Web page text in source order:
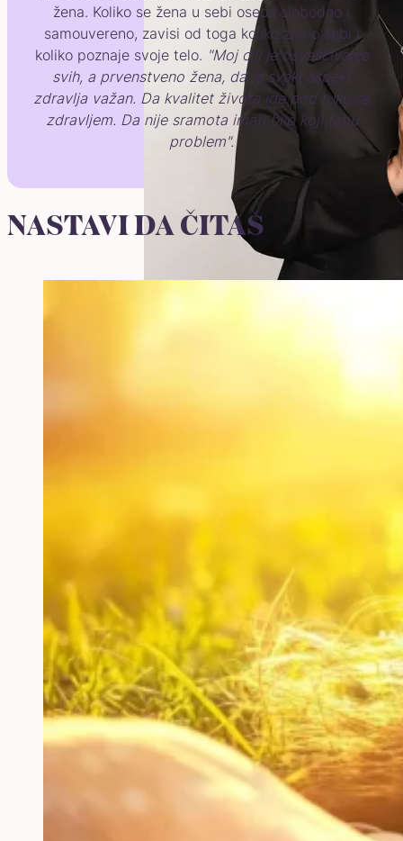
žena. Koliko se žena u sebi oseća slobodno i
samouvereno, zavisi od toga koliko zna o sebi i
koliko poznaje svoje telo. "Moj cilj je osvešćivanje
svih, a prvenstveno žena, da je svaki aspekt
zdravlja važan. Da kvalitet života ide pod ruku sa
zdravljem. Da nije sramota imati bilo koji tabu
problem".
NASTAVI DA ČITAŠ